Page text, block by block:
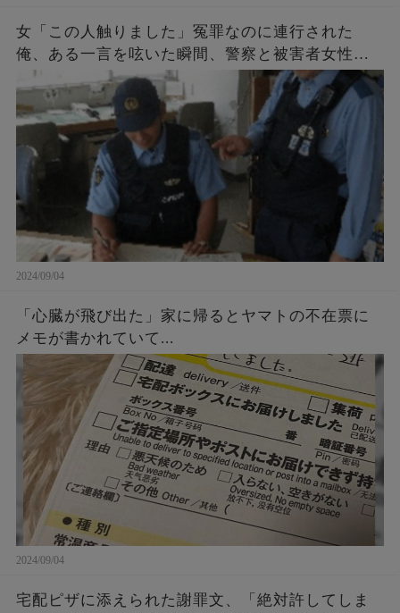
女「この人触りました」冤罪なのに連行された
俺、ある一言を呟いた瞬間、警察と被害者女性が
青ざめた。女「許して…」警察「それだけはご勘
弁を…」
2024/09/04
「心臓が飛び出た」家に帰るとヤマトの不在票に
メモが書かれていて...
2024/09/04
宅配ピザに添えられた謝罪文、「絶対許してしま